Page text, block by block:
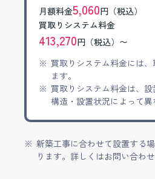
月額料金5,060円（税込）
買取りシステム料金
413,270円（税込）〜
買取りシステム料金には
ます。
買取りシステム料金は、
構造・設置状況によって異
新築工事に合わせて設置する
ります。詳しくはお問い合わせ